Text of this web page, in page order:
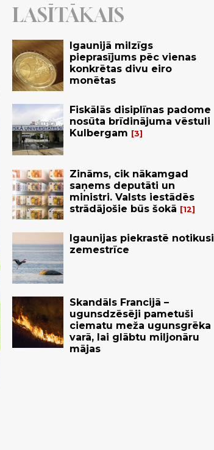
LASĪTĀKAIS
Igaunijā milzīgs
pieprasījums pēc vienas
konkrētas divu eiro
monētas
Fiskālās disiplīnas padome
nosūta brīdinājuma vēstuli
Kulbergam
3
Zināms, cik nākamgad
saņems deputāti un
ministri. Valsts iestādēs
strādājošie būs šokā
12
Igaunijas piekrastē notikusi
zemestrīce
Skandāls Francijā –
ugunsdzēsēji pametuši
ciematu meža ugunsgrēka
varā, lai glābtu miljonāru
mājas